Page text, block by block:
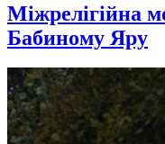
Міжрелігійна
Бабиному Яру